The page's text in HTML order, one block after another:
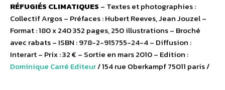
RÉFUGIÉS CLIMATIQUES – Textes et photographies :
Collectif Argos – Préfaces : Hubert Reeves, Jean Jouzel –
Format : 180 x 240 352 pages, 250 illustrations – Broché
avec rabats – ISBN : 978-2-915755-24-4 – Diffusion :
Interart – Prix : 32 € – Sortie en mars 2010 – Edition :
Dominique Carré Editeur/ 154 rue Oberkampf 75011 paris /